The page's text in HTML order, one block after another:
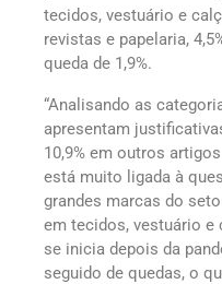
tecidos, vestuário e
revistas e papelaria,
queda de 1,9%.
“Analisando as
apresentam
10,9% em outros
está muito ligada à
grandes marcas do
em tecidos, vestuário e
se inicia depois da
seguido de quedas, o